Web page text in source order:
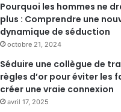
Pourquoi les hommes ne
plus : Comprendre une
dynamique de séduction
octobre 21, 2024
Séduire une collègue de
règles d’or pour éviter les
créer une vraie connexion
avril 17, 2025